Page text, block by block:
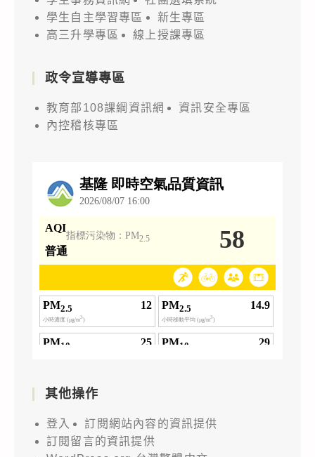
學生自主學習專區
新生專區
高三升學專區
線上授課專區
政令宣導專區
教育部108課綱資訊網
資訊安全專區
內控稽核專區
其他操作
登入
訂閱網站內容的資訊提供
訂閱留言的資訊提供